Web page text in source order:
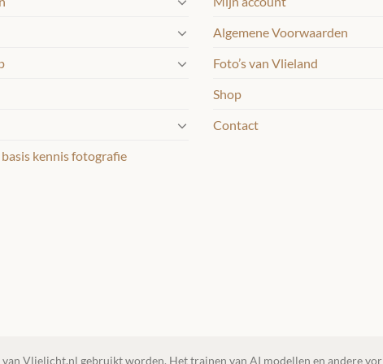
kennis fotografie
Algemene Voorwaarden
Foto’s van Vlieland
Shop
Contact
Vlielicht.nl gebruikt worden. Het trainen van AI modellen en andere